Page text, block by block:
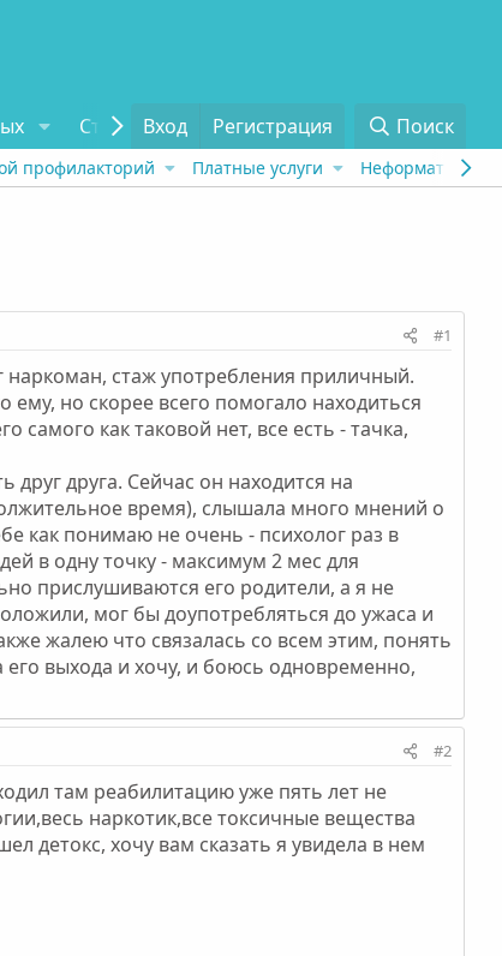
Статьи Отзывы О проекте
Вход Регистрация Поиск
профилакторий Платные услуги Неформат
#1
стаж употребления приличный.
но скорее всего помогало находиться
как таковой нет, все есть - тачка,
друга. Сейчас он находится на
время), слышала много мнений о
как понимаю не очень - психолог раз в
в одну точку - максимум 2 мес для
прислушиваются его родители, а я не
мог бы доупотребляться до ужаса и
жалею что связалась со всем этим, понять
выхода и хочу, и боюсь одновременно,
#2
там реабилитацию уже пять лет не
наркотик,все токсичные вещества
детокс, хочу вам сказать я увидела в нем